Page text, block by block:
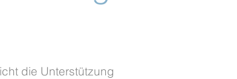
die Unterstützung